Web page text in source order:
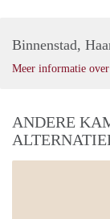
Binnenstad,
Meer informatie
ANDERE